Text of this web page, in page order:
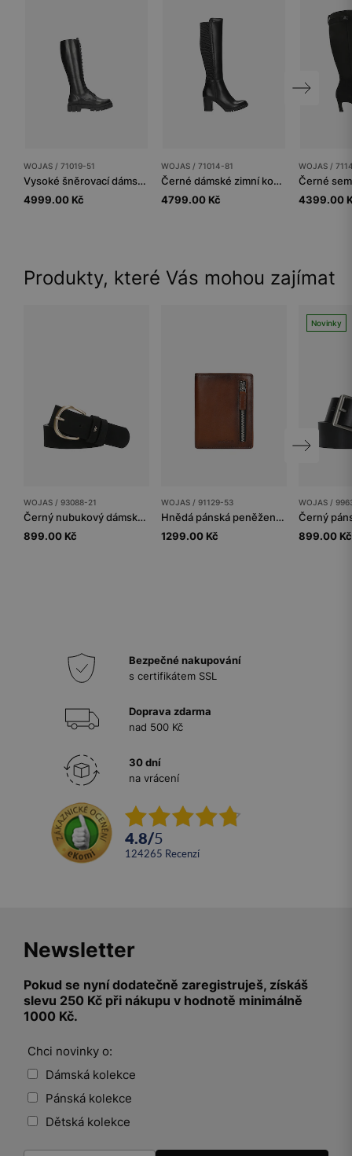
WOJAS / 71019-51
Vysoké šněrovací dámské kozačky na silné podrážce
4999.00 Kč
WOJAS / 71014-81
Černé dámské zimní kozačky na sloupkovém podpatku
4799.00 Kč
WOJAS /
4399.00
Produkty, které Vás mohou zajímat
WOJAS / 93088-21
Černý nubukový dámský pásek se zlatou sponou
899.00 Kč
WOJAS / 91129-53
Hnědá pánská peněženka na zip
1299.00 Kč
Novinky
WOJAS /
Černý
899.00 Kč
Bezpečné nakupování
s certifikátem SSL
Doprava zdarma
nad 500 Kč
30 dní
na vrácení
4.8/5
124265 recenzí
Newsletter
Pokud se nyní dodatečně zaregistruješ, získáš
slevu 250 Kč při nákupu v hodnotě minimálně
1000 Kč.
Chci novinky o:
Dámská kolekce
Pánská kolekce
Dětská kolekce